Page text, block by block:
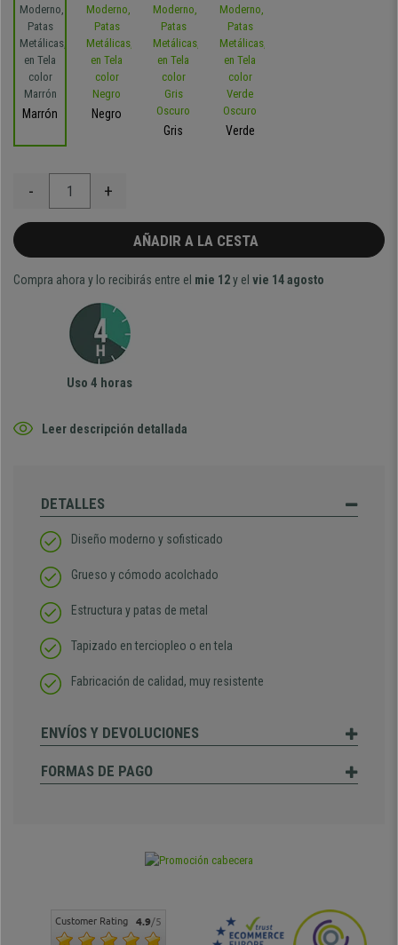
Marrón
Negro
Gris
Verde
- +
AÑADIR A LA CESTA
Compra ahora y lo recibirás entre el mie 12y el vie 14 agosto
Uso 4 horas
Leer descripción detallada
DETALLES
Diseño moderno y sofisticado
Grueso y cómodo acolchado
Estructura y patas de metal
Tapizado en terciopleo o en tela
Fabricación de calidad, muy resistente
ENVÍOS Y DEVOLUCIONES
FORMAS DE PAGO
Customer Rating 4.9/5